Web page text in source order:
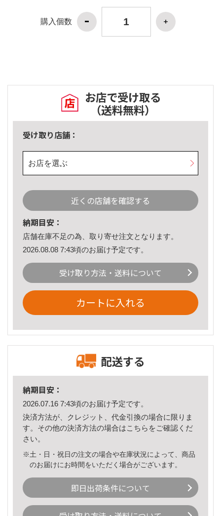
購入個数
お店で受け取る
（送料無料）
受け取り店舗：
お店を選ぶ
近くの店舗を確認する
納期目安：
店舗在庫不足の為、取り寄せ注文となります。
2026.08.08 7:43頃のお届け予定です。
受け取り方法・送料について
カートに入れる
配送する
納期目安：
2026.07.16 7:43頃のお届け予定です。
決済方法が、クレジット、代金引換の場合に限りま
す。その他の決済方法の場合はこちら をご確認くだ
さい。
※土・日・祝日の注文の場合や在庫状況によって、商品
のお届けにお時間をいただく場合がございます。
即日出荷条件について